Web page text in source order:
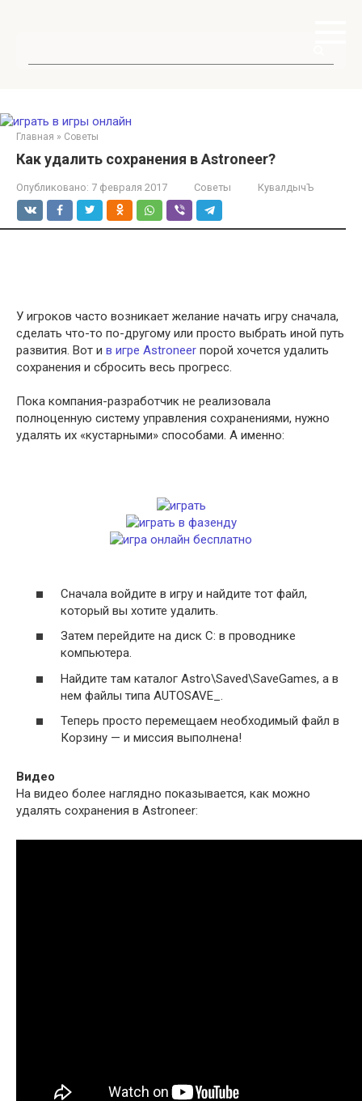
Главная » Советы
Как удалить сохранения в Astroneer?
Опубликовано: 7 февраля 2017 Советы КувалдычЪ
У игроков часто возникает желание начать игру сначала,
сделать что-то по-другому или просто выбрать иной путь
развития. Вот и в игре Astroneer порой хочется удалить
сохранения и сбросить весь прогресс.
Пока компания-разработчик не реализовала
полноценную систему управления сохранениями, нужно
удалять их «кустарными» способами. А именно:
Сначала войдите в игру и найдите тот файл,
который вы хотите удалить.
Затем перейдите на диск C: в проводнике
компьютера.
Найдите там каталог Astro\Saved\SaveGames, а в
нем файлы типа AUTOSAVE_.
Теперь просто перемещаем необходимый файл в
Корзину — и миссия выполнена!
Видео
На видео более наглядно показывается, как можно
удалять сохранения в Astroneer: